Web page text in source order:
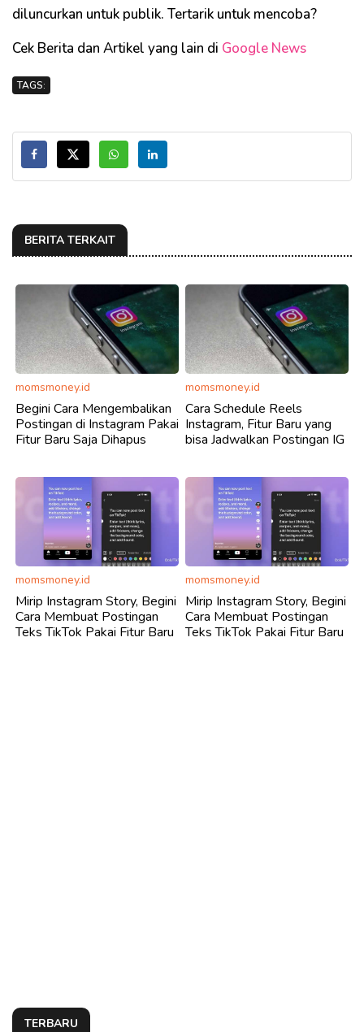
diluncurkan untuk publik. Tertarik untuk mencoba?
Cek Berita dan Artikel yang lain di Google News
TAGS:
BERITA TERKAIT
momsmoney.id
Begini Cara Mengembalikan
Postingan di Instagram Pakai
Fitur Baru Saja Dihapus
momsmoney.id
Cara Schedule Reels
Instagram, Fitur Baru yang
bisa Jadwalkan Postingan IG
momsmoney.id
Mirip Instagram Story, Begini
Cara Membuat Postingan
Teks TikTok Pakai Fitur Baru
momsmoney.id
Mirip Instagram Story, Begini
Cara Membuat Postingan
Teks TikTok Pakai Fitur Baru
TERBARU